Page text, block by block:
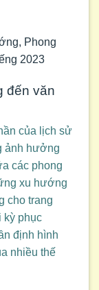
Phong
2023
đến văn
của lịch sử
ảnh hưởng
các phong
xu hướng
cho trang
kỳ phục
định hình
nhiều thế